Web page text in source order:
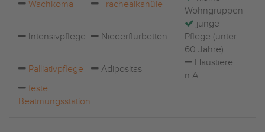
Wachkoma
Trachealkanüle
Wohngruppen
Intensivpflege Niederflurbetten
junge
Pflege (unter
60 Jahre)
Palliativpflege
Adipositas
Haustiere
n.A.
feste
Beatmungsstation